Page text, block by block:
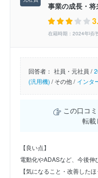
事業の成長・将
在籍時期：2024年頃/
回答者： 社員・元社員 /
(汎用機) /その他 / インタ
この口コ
転載
【良い点】
電動化やADASなど、今後伸
【気になること・改善したほ